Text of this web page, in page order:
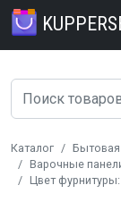
Каталог Бытовая
Варочные
Цвет